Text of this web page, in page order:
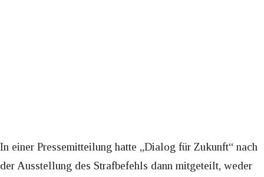
In einer Pressemitteilung hatte „Dialog für Zukunft“ nach
der Ausstellung des Strafbefehls dann mitgeteilt, weder